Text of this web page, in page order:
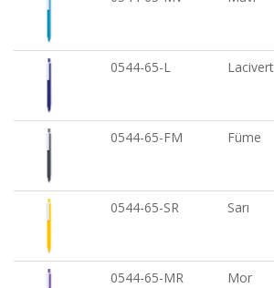
0544-65-L Lacivert
0544-65-FM Füme
0544-65-SR Sarı
0544-65-MR Mor